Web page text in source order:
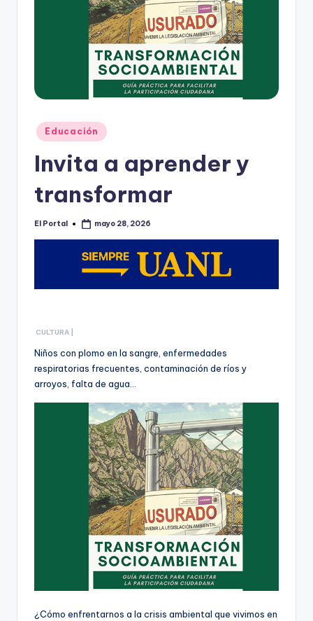
rr
Publicado
en
Educación
Invita a aprender y
transformar
Publicado
El Portal mayo 28, 2026
CULTURA |
Niños con plomo en la sangre, enfermedades
respiratorias frecuentes, contaminación de ríos y
arroyos, falta de agua…
¿Cómo enfrentarnos a la crisis ambiental que vivimos en